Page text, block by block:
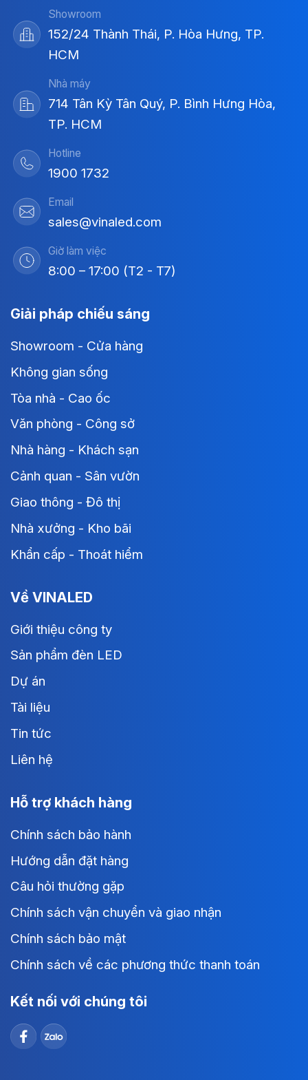
Showroom
152/24 Thành Thái, P. Hòa Hưng, TP.
HCM
Nhà máy
714 Tân Kỳ Tân Quý, P. Bình Hưng Hòa,
TP. HCM
Hotline
1900 1732
Email
sales@vinaled.com
Giờ làm việc
8:00 – 17:00 (T2 - T7)
Giải pháp chiếu sáng
Showroom - Cửa hàng
Không gian sống
Tòa nhà - Cao ốc
Văn phòng - Công sở
Nhà hàng - Khách sạn
Cảnh quan - Sân vườn
Giao thông - Đô thị
Nhà xưởng - Kho bãi
Khẩn cấp - Thoát hiểm
Về VINALED
Giới thiệu công ty
Sản phẩm đèn LED
Dự án
Tài liệu
Tin tức
Liên hệ
Hỗ trợ khách hàng
Chính sách bảo hành
Hướng dẫn đặt hàng
Câu hỏi thường gặp
Chính sách vận chuyển và giao nhận
Chính sách bảo mật
Chính sách về các phương thức thanh toán
Kết nối với chúng tôi